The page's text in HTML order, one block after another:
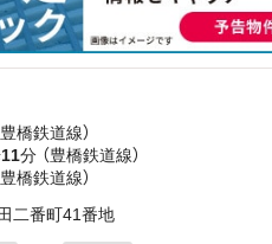
橋鉄道線）
11分 （豊橋鉄道線）
橋鉄道線）
二番町41番地